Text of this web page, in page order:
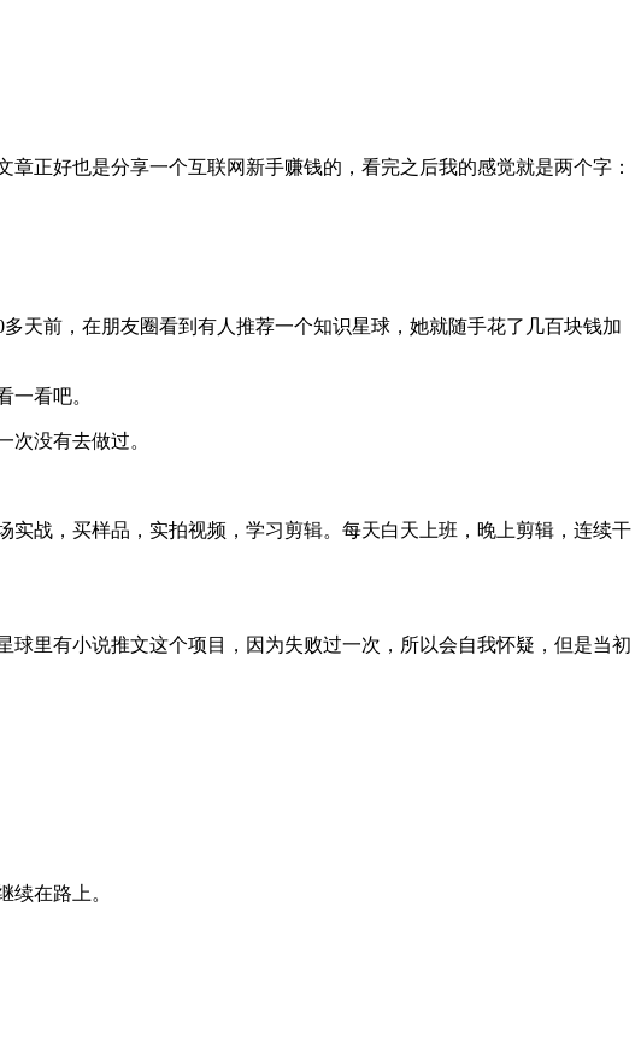
正好也是分享一个互联网新手赚钱的，看完之后我的感觉就是两个字：
天前，在朋友圈看到有人推荐一个知识星球，她就随手花了几百块钱加
一看吧。
没有去做过。
战，买样品，实拍视频，学习剪辑。每天白天上班，晚上剪辑，连续干
里有小说推文这个项目，因为失败过一次，所以会自我怀疑，但是当初
在路上。